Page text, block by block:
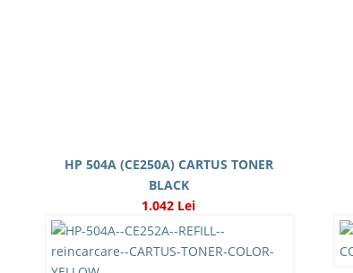
HP 504A (CE250A) CARTUS TONER
BLACK
1.042 Lei